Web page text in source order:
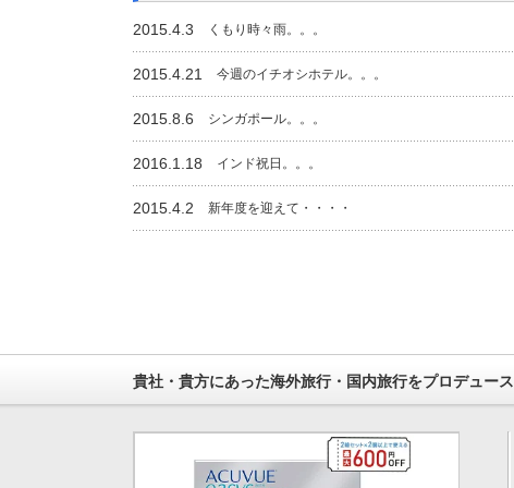
2015.4.3 くもり時々雨。。。
2015.4.21 今週のイチオシホテル。。。
2015.8.6 シンガポール。。。
2016.1.18 インド祝日。。。
2015.4.2 新年度を迎えて・・・・
貴社・貴方にあった海外旅行・国内旅行をプロデュース